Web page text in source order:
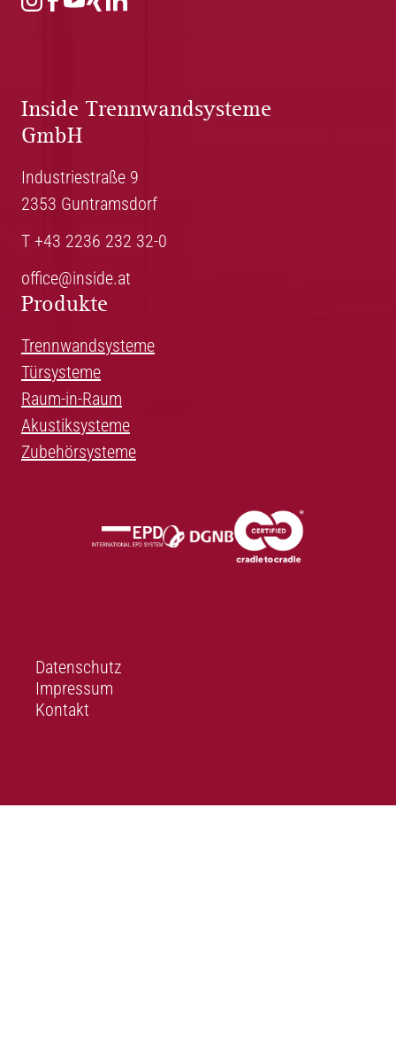
Inside Trennwandsysteme
GmbH
Industriestraße 9
2353 Guntramsdorf
T +43 2236 232 32-0
office@inside.at
Produkte
Trennwandsysteme
Türsysteme
Raum-in-Raum
Akustiksysteme
Zubehörsysteme
Datenschutz
Impressum
Kontakt